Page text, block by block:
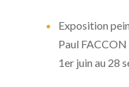
Exposition
Paul FACCON
1er juin au 28